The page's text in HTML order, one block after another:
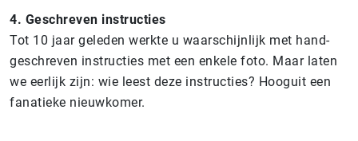
4. Geschreven instructies
Tot 10 jaar geleden werkte u waarschijnlijk met hand-
geschreven instructies met een enkele foto. Maar laten
we eerlijk zijn: wie leest deze instructies? Hooguit een
fanatieke nieuwkomer.